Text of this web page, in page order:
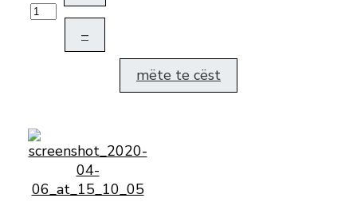
–
mëte te cëst